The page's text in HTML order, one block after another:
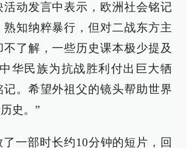
动发言中表示，欧洲社会铭记
知纳粹暴行，但对二战东方主
了解，一些历史课本极少提及
华民族为抗战胜利付出巨大牺
。希望外祖父的镜头帮助世界
史。”
了一部时长约10分钟的短片，回